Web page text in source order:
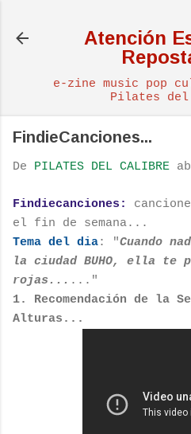
Atención
e-zine music pop
Pilates del
FindieCanciones...
De PILATES DEL CALIBRE
Findiecanciones:
el fin de semana...
Tema del dia: "Cuando
la ciudad BUHO, ella te
rojas... ..."
1. Recomendación de la
Alturas...